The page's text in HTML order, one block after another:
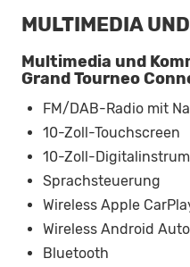
MULTIMEDIA
Multimedia und
Grand Tourneo
FM/DAB-Radio mit
10-Zoll-Touchscreen
10-Zoll-
Sprachsteuerung
Wireless Apple
Wireless Android Auto
Bluetooth